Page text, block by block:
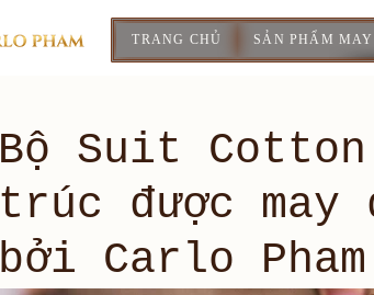
TRANG CHỦ SẢN PHẨM
Bộ Suit Cotton
trúc được
bởi Carlo